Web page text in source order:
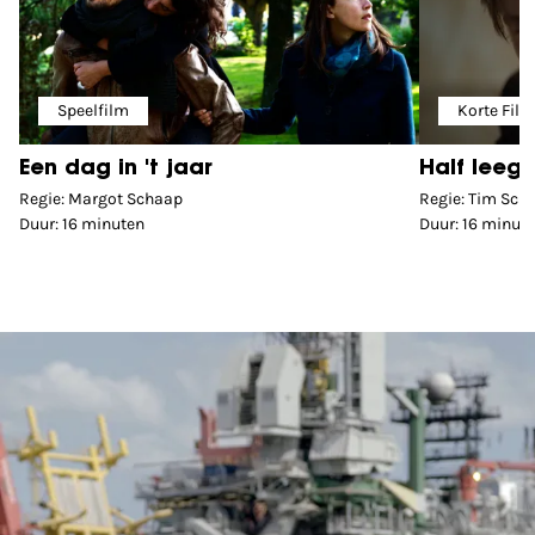
Speelfilm
Een dag in 't jaar
Regie: Margot Schaap
Duur: 16 minuten
Korte Film
Half leeg
Regie: Tim
Duur: 16